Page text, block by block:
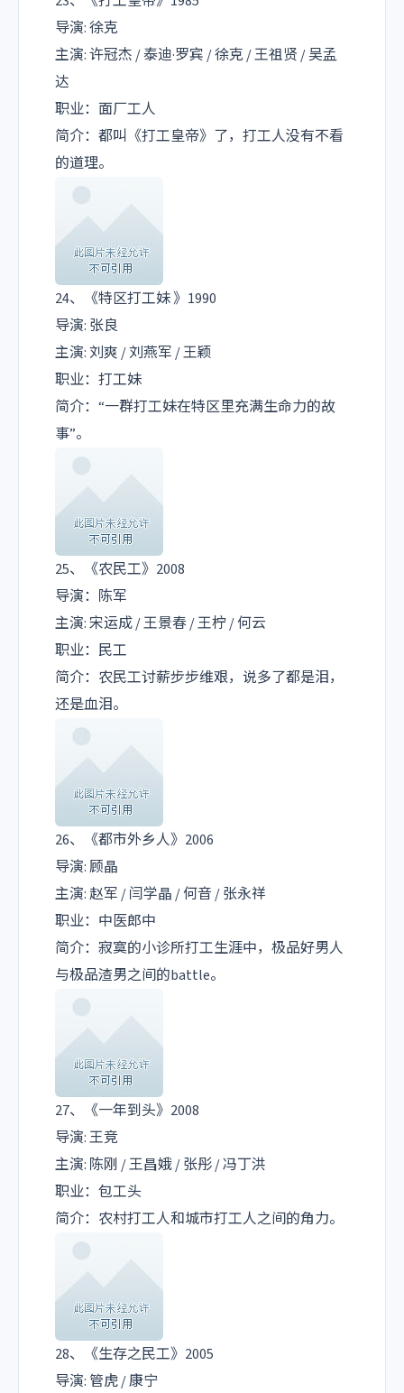
导演: 徐克
主演: 许冠杰 / 泰迪·罗宾 / 徐克 / 王祖贤 / 吴孟
达
职业：面厂工人
简介：都叫《打工皇帝》了，打工人没有不看
的道理。
24、《特区打工妹 》1990
导演: 张良
主演: 刘爽 / 刘燕军 / 王颖
职业：打工妹
简介：“一群打工妹在特区里充满生命力的故
事”。
25、《农民工》2008
导演：陈军
主演: 宋运成 / 王景春 / 王柠 / 何云
职业：民工
简介：农民工讨薪步步维艰，说多了都是泪，
还是血泪。
26、《都市外乡人》2006
导演: 顾晶
主演: 赵军 / 闫学晶 / 何音 / 张永祥
职业：中医郎中
简介：寂寞的小诊所打工生涯中，极品好男人
与极品渣男之间的battle。
27、《一年到头》2008
导演: 王竞
主演: 陈刚 / 王昌娥 / 张彤 / 冯丁洪
职业：包工头
简介：农村打工人和城市打工人之间的角力。
28、《生存之民工》2005
导演: 管虎 / 康宁